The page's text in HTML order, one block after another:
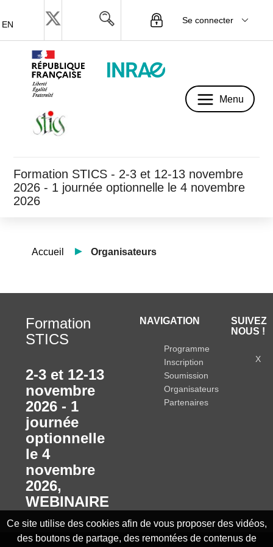
EN Se connecter
Menu
Formation STICS - 2-3 et 12-13 novembre
2026 - 1 journée optionnelle le 4 novembre
2026
Accueil Organisateurs
Ce site utilise des cookies afin de vous proposer des vidéos,
des boutons de partage, des remontées de contenus de
Formation
STICS
2-3 et 12-13
novembre
2026 - 1
journée
optionnelle
le 4
novembre
2026,
WEBINAIRE
NAVIGATION
Programme
Inscription
Soumission
Organisateurs
Partenaires
SUIVEZ
NOUS !
X